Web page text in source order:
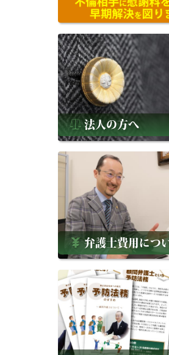
法人の方へ
弁護士費用につ